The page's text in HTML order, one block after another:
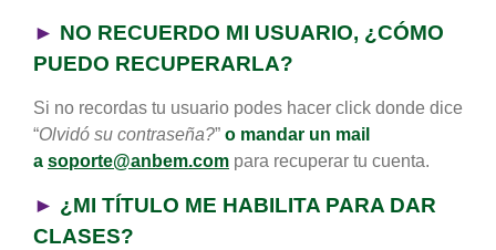
► NO RECUERDO MI USUARIO, ¿CÓMO
PUEDO RECUPERARLA?
Si no recordas tu usuario podes hacer click donde dice
“Olvidó su contraseña?” o mandar un mail
a soporte@anbem.com para recuperar tu cuenta.
► ¿MI TÍTULO ME HABILITA PARA DAR
CLASES?